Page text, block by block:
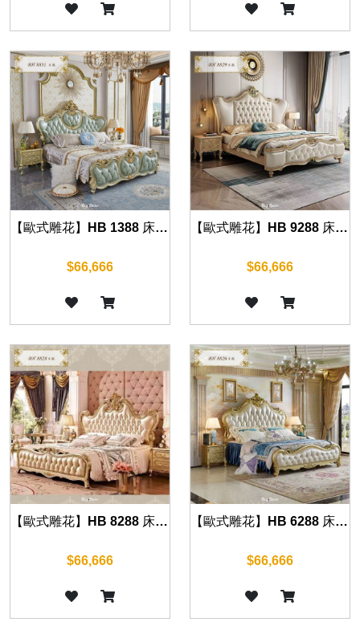
【歐式雕花】HB 1388 床組(華麗金)
$66,666
【歐式雕花】HB 9288 床組(華麗金)
$66,666
【歐式雕花】HB 8288 床組(華麗金)
$66,666
【歐式雕花】HB 6288 床組(華麗金)
$66,666